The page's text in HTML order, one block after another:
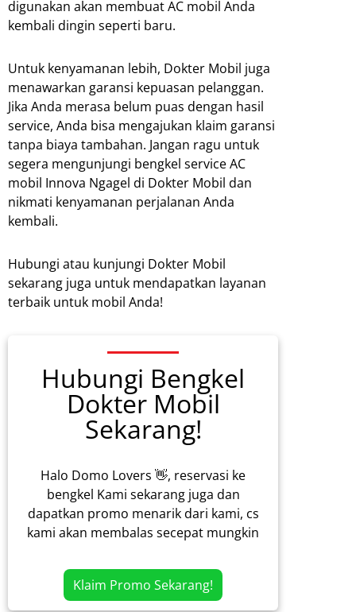
digunakan akan membuat AC mobil Anda
kembali dingin seperti baru.
Untuk kenyamanan lebih, Dokter Mobil juga
menawarkan garansi kepuasan pelanggan.
Jika Anda merasa belum puas dengan hasil
service, Anda bisa mengajukan klaim garansi
tanpa biaya tambahan. Jangan ragu untuk
segera mengunjungi bengkel service AC
mobil Innova Ngagel di Dokter Mobil dan
nikmati kenyamanan perjalanan Anda
kembali.
Hubungi atau kunjungi Dokter Mobil
sekarang juga untuk mendapatkan layanan
terbaik untuk mobil Anda!
Hubungi Bengkel
Dokter Mobil
Sekarang!
Halo Domo Lovers 👋, reservasi ke
bengkel Kami sekarang juga dan
dapatkan promo menarik dari kami, cs
kami akan membalas secepat mungkin
Klaim Promo Sekarang!